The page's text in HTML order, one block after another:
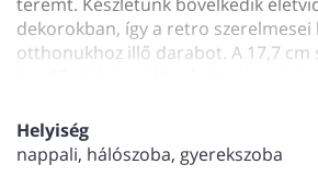
dekorokban, így a retro
otthonukhoz illő darabot. A 17,7 cm
bordűr kék és zöld színét sárga
élénk, vidám hangulatú tapéta
teszi a nappalit vagy akár a
Helyiség
nappali, hálószoba, gyerekszoba